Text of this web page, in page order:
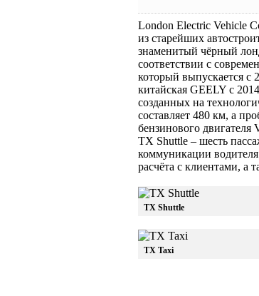
London Electric Vehicle
из старейших
знаменитый чёрный
соответствии с
который выпускается с
китайская GEELY с
созданных на
составляет 480 км, а
бензинового двигателя
TX Shuttle – шесть
коммуникации
расчёта с клиентами, а
TX Shuttle
TX Taxi